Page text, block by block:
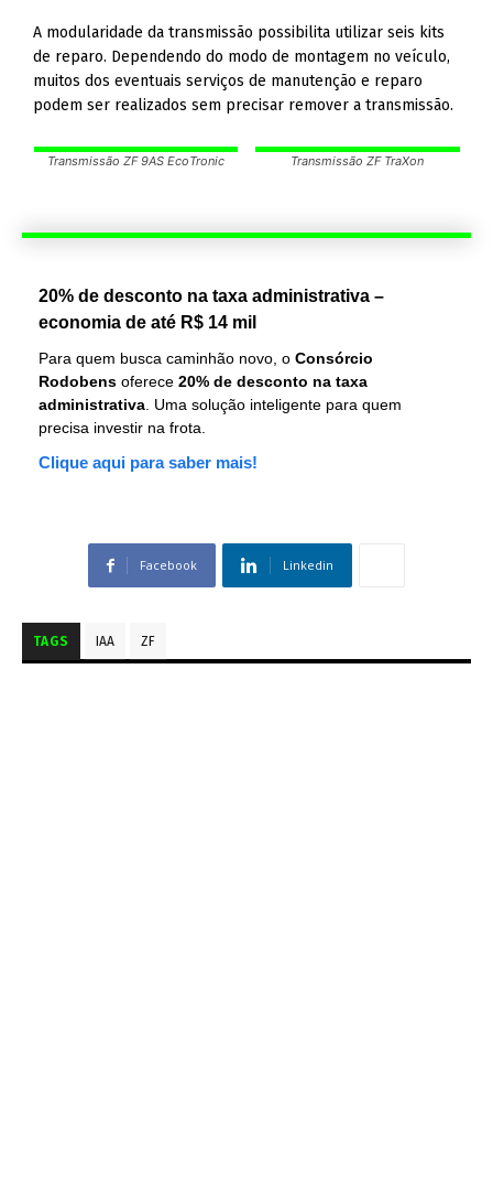
A modularidade da transmissão possibilita utilizar seis kits
de reparo. Dependendo do modo de montagem no veículo,
muitos dos eventuais serviços de manutenção e reparo
podem ser realizados sem precisar remover a transmissão.
Transmissão ZF 9AS EcoTronic Transmissão ZF TraXon
20% de desconto na taxa administrativa –
economia de até R$ 14 mil
Para quem busca caminhão novo, o Consórcio
Rodobens oferece 20% de desconto na taxa
administrativa . Uma solução inteligente para quem
precisa investir na frota.
Clique aqui para saber mais!
Facebook Linkedin
TAGS IAA ZF